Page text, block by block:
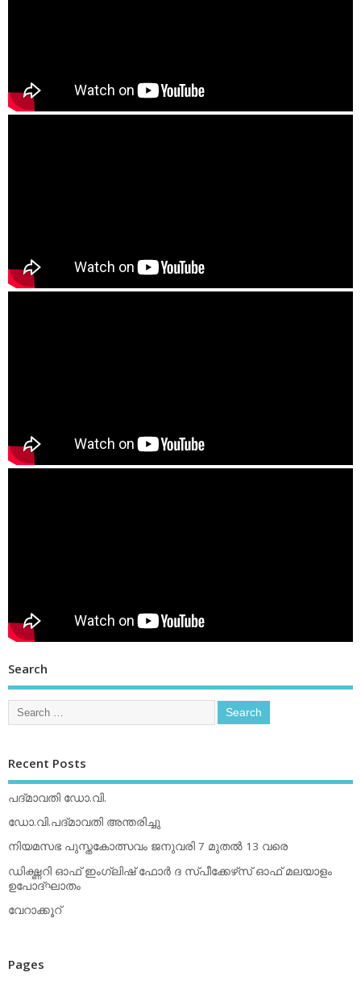
Search
Recent Posts
പദ്മാവതി ഡോ.വി.
ഡോ.വി.പദ്മാവതി അന്തരിച്ചു
നിയമസഭ പുസ്തകോത്സവം ജനുവരി 7 മുതല്‍ 13 വരെ
ഡിക്ഷ്ണറി ഓഫ് ഇംഗ്ലിഷ് ഫോര്‍ ദ സ്പീക്കേഴ്‌സ് ഓഫ് മലയാളം
ഉപോദ്ഘാതം
വേറാക്കൂറ്
Pages